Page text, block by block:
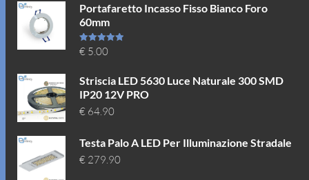
Portafaretto Incasso Fisso Bianco Foro
60mm
Valutato
5.00su 5
€ 5.00
Striscia LED 5630 Luce Naturale 300 SMD
IP20 12V PRO
€ 64.90
Testa Palo A LED Per Illuminazione Stradale
€ 279.90